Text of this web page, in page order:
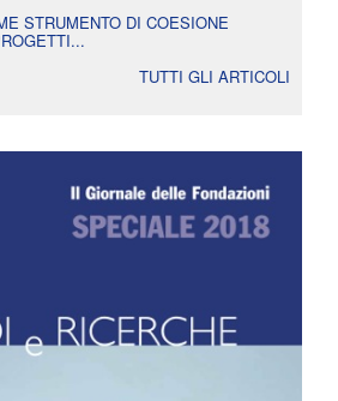
STRUMENTO DI COESIONE
TUTTI GLI ARTICOLI